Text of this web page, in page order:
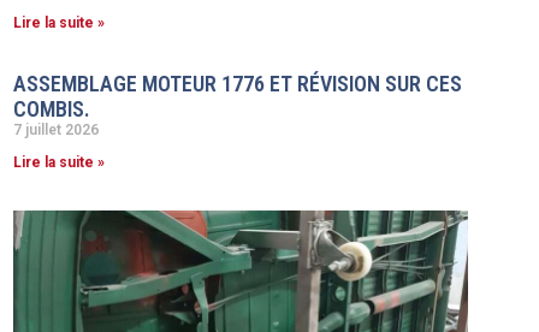
Lire la suite »
ASSEMBLAGE MOTEUR 1776 ET RÉVISION SUR CES
COMBIS.
7 juillet 2026
Lire la suite »